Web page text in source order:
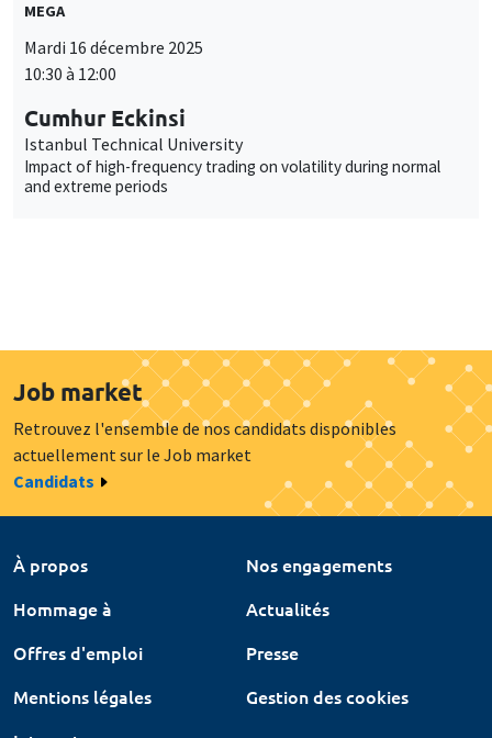
MEGA
Mardi 16 décembre 2025
10:30 à 12:00
Cumhur Eckinsi
Istanbul Technical University
Impact of high-frequency trading on volatility during normal
and extreme periods
Job market
Retrouvez l'ensemble de nos candidats disponibles
actuellement sur le Job market
Candidats
À propos
Nos engagements
Hommage à
Actualités
Offres d'emploi
Presse
Mentions légales
Gestion des cookies